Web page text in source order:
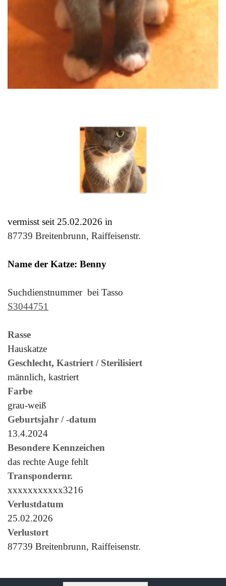
vermisst seit 25.02.2026 in
87739 Breitenbrunn, Raiffeisenstr.
Name der Katze: Benny
Suchdienstnummer bei Tasso
S3044751
Rasse
Hauskatze
Geschlecht, Kastriert / Sterilisiert
männlich, kastriert
Farbe
grau-weiß
Geburtsjahr / -datum
13.4.2024
Besondere Kennzeichen
das rechte Auge fehlt
Transpondernr.
xxxxxxxxxxx3216
Verlustdatum
25.02.2026
Verlustort
87739 Breitenbrunn, Raiffeisenstr.